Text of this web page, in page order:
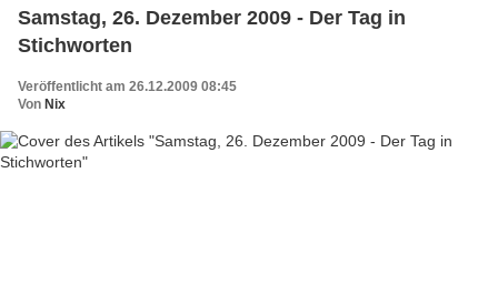
Samstag, 26. Dezember 2009 - Der Tag in
Stichworten
Veröffentlicht am 26.12.2009 08:45
Von Nix